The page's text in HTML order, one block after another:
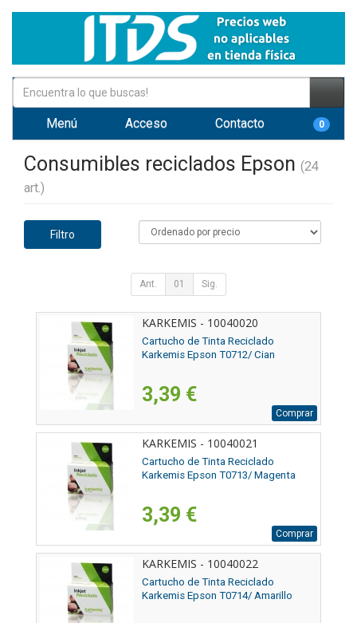
Menú Acceso Contacto 0
Consumibles reciclados Epson (24
art.)
Filtro
Ant. 01 Sig.
KARKEMIS - 10040020
Cartucho de Tinta Reciclado
Karkemis Epson T0712/ Cian
3,39 €
Comprar
KARKEMIS - 10040021
Cartucho de Tinta Reciclado
Karkemis Epson T0713/ Magenta
3,39 €
Comprar
KARKEMIS - 10040022
Cartucho de Tinta Reciclado
Karkemis Epson T0714/ Amarillo